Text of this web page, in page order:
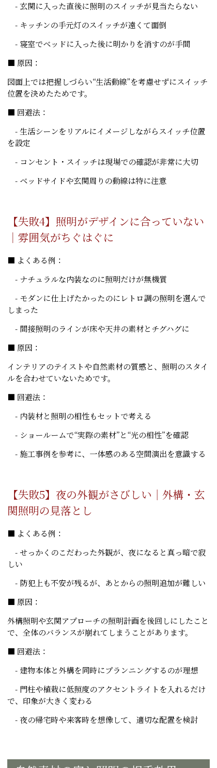
- 玄関に入った直後に照明のスイッチが見当たらない
- キッチンの手元灯のスイッチが遠くて面倒
- 寝室でベッドに入った後に明かりを消すのが手間
■ 原因：
図面上では把握しづらい“生活動線”を考慮せずにスイッチ
位置を決めたためです。
■ 回避法：
- 生活シーンをリアルにイメージしながらスイッチ位置
を設定
- コンセント・スイッチは現場での確認が非常に大切
- ベッドサイドや玄関周りの動線は特に注意
【失敗4】照明がデザインに合っていない
｜雰囲気がちぐはぐに
■ よくある例：
- ナチュラルな内装なのに照明だけが無機質
- モダンに仕上げたかったのにレトロ調の照明を選んで
しまった
- 間接照明のラインが床や天井の素材とチグハグに
■ 原因：
インテリアのテイストや自然素材の質感と、照明のスタイ
ルを合わせていないためです。
■ 回避法：
- 内装材と照明の相性もセットで考える
- ショールームで“実際の素材”と“光の相性”を確認
- 施工事例を参考に、一体感のある空間演出を意識する
【失敗5】夜の外観がさびしい｜外構・玄
関照明の見落とし
■ よくある例：
- せっかくのこだわった外観が、夜になると真っ暗で寂
しい
- 防犯上も不安が残るが、あとからの照明追加が難しい
■ 原因：
外構照明や玄関アプローチの照明計画を後回しにしたこと
で、全体のバランスが崩れてしまうことがあります。
■ 回避法：
- 建物本体と外構を同時にプランニングするのが理想
- 門柱や植栽に低照度のアクセントライトを入れるだけ
で、印象が大きく変わる
- 夜の帰宅時や来客時を想像して、適切な配置を検討